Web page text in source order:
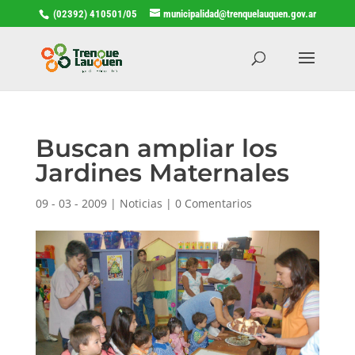
(02392) 410501/05 municipalidad@trenquelauquen.gov.ar
Buscan ampliar los
Jardines Maternales
09 - 03 - 2009| Noticias | 0 Comentarios